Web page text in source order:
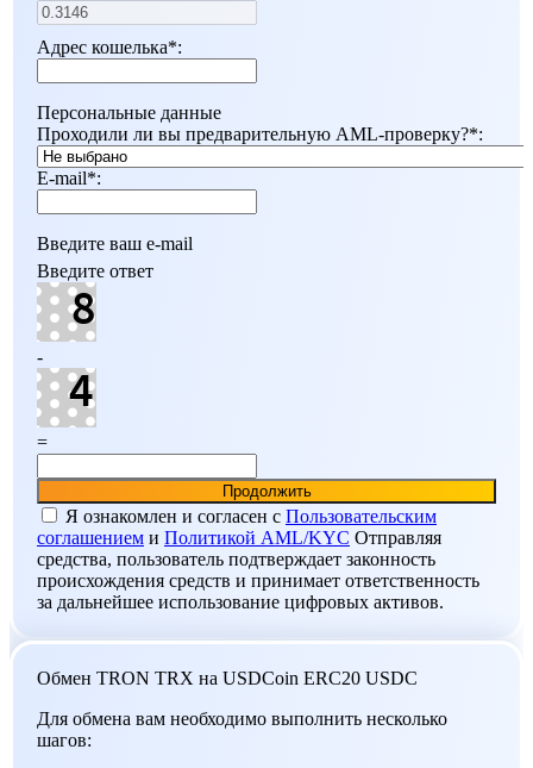
Адрес кошелька*:
Персональные данные
Проходили ли вы предварительную AML-проверку?*:
E-mail*:
Введите ваш e-mail
Введите ответ
-
=
Я ознакомлен и согласен c Пользовательским
соглашением и Политикой AML/KYC Отправляя
средства, пользователь подтверждает законность
происхождения средств и принимает ответственность
за дальнейшее использование цифровых активов.
Обмен TRON TRX на USDCoin ERC20 USDC
Для обмена вам необходимо выполнить несколько
шагов: